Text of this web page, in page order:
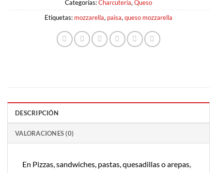
Categorías:Charcutería, Queso
Etiquetas: mozzarella, paisa, queso mozzarella
DESCRIPCIÓN
VALORACIONES (0)
En Pizzas, sandwiches, pastas, quesadillas o arepas,